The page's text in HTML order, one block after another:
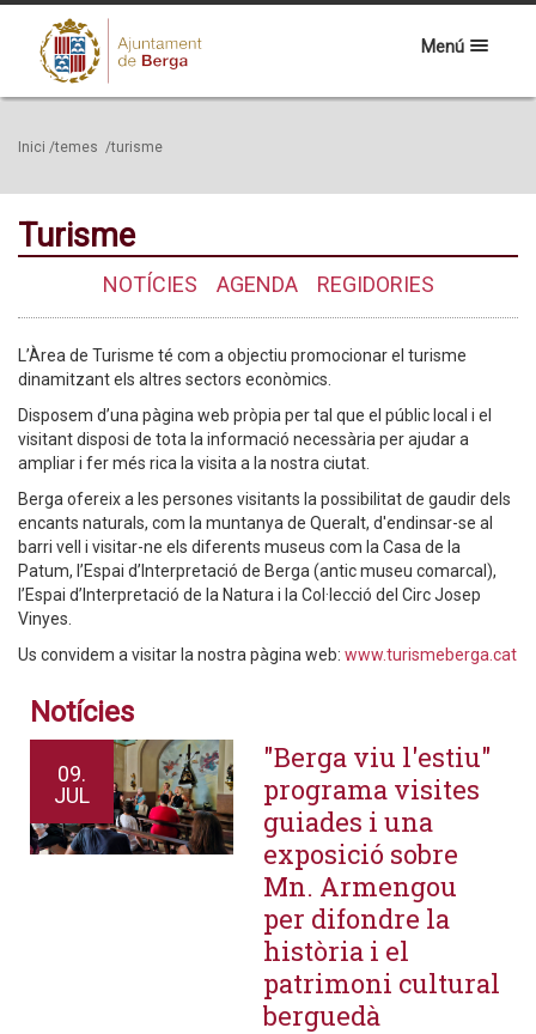
Menú
Inici /temes /turisme
Turisme
NOTÍCIES AGENDA REGIDORIES
L’Àrea de Turisme té com a objectiu promocionar el turisme
dinamitzant els altres sectors econòmics.
Disposem d’una pàgina web pròpia per tal que el públic local i el
visitant disposi de tota la informació necessària per ajudar a
ampliar i fer més rica la visita a la nostra ciutat.
Berga ofereix a les persones visitants la possibilitat de gaudir dels
encants naturals, com la muntanya de Queralt, d'endinsar-se al
barri vell i visitar-ne els diferents museus com la Casa de la
Patum, l’Espai d’Interpretació de Berga (antic museu comarcal),
l’Espai d’Interpretació de la Natura i la Col·lecció del Circ Josep
Vinyes.
Us convidem a visitar la nostra pàgina web: www.turismeberga.cat
Notícies
09.
JUL
"Berga viu l'estiu"
programa visites
guiades i una
exposició sobre
Mn. Armengou
per difondre la
història i el
patrimoni cultural
berguedà